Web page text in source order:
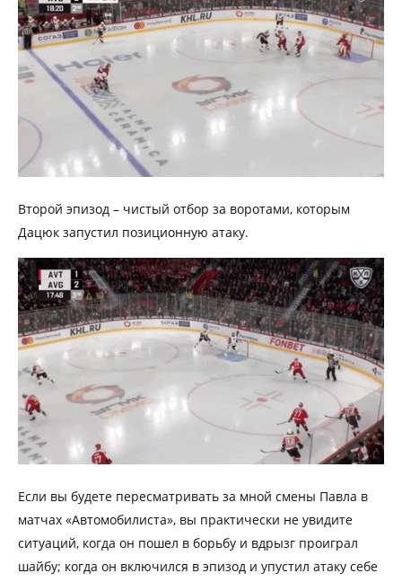
Второй эпизод – чистый отбор за воротами, которым
Дацюк запустил позиционную атаку.
Если вы будете пересматривать за мной смены Павла в
матчах «Автомобилиста», вы практически не увидите
ситуаций, когда он пошел в борьбу и вдрызг проиграл
шайбу; когда он включился в эпизод и упустил атаку себе